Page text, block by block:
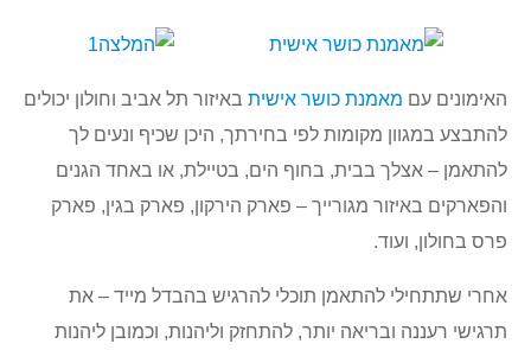
האימונים עם מאמנת כושר אישית באיזור תל אביב וחולון יכולים
להתבצע במגוון מקומות לפי בחירתך, היכן שכיף ונעים לך
להתאמן – אצלך בבית, בחוף הים, בטיילת, או באחד הגנים
והפארקים באיזור מגורייך – פארק הירקון, פארק בגין, פארק
פרס בחולון, ועוד.
אחרי שתתחילי להתאמן תוכלי להרגיש בהבדל מייד – את
תרגישי רעננה ובריאה יותר, להתחזק וליהנות, וכמובן ליהנות